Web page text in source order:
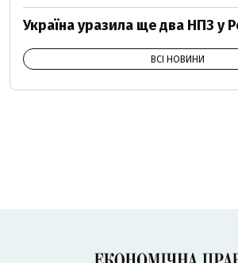
Україна уразила ще два НПЗ у
ВСІ НОВИНИ